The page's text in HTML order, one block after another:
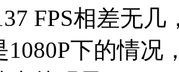
FPS相差无
1080P下的情况